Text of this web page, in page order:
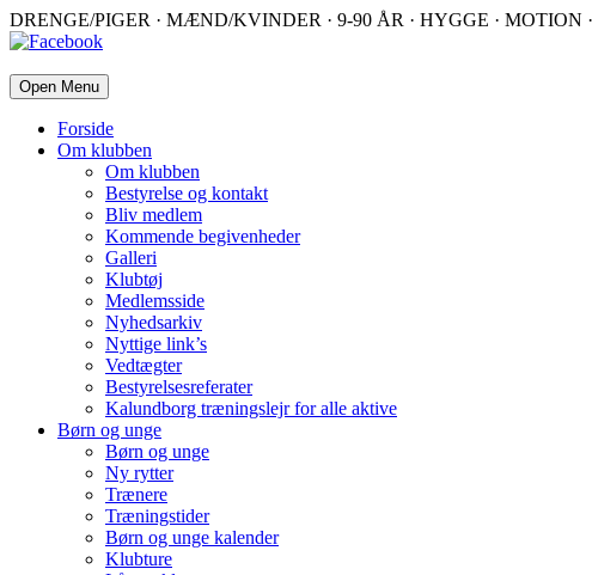
DRENGE/PIGER · MÆND/KVINDER · 9-90 ÅR · HYGGE ·
Open Menu
Forside
Om klubben
Om klubben
Bestyrelse og kontakt
Bliv medlem
Kommende begivenheder
Galleri
Klubtøj
Medlemsside
Nyhedsarkiv
Nyttige link’s
Vedtægter
Bestyrelsesreferater
Kalundborg træningslejr for alle aktive
Børn og unge
Børn og unge
Ny rytter
Trænere
Træningstider
Børn og unge kalender
Klubture